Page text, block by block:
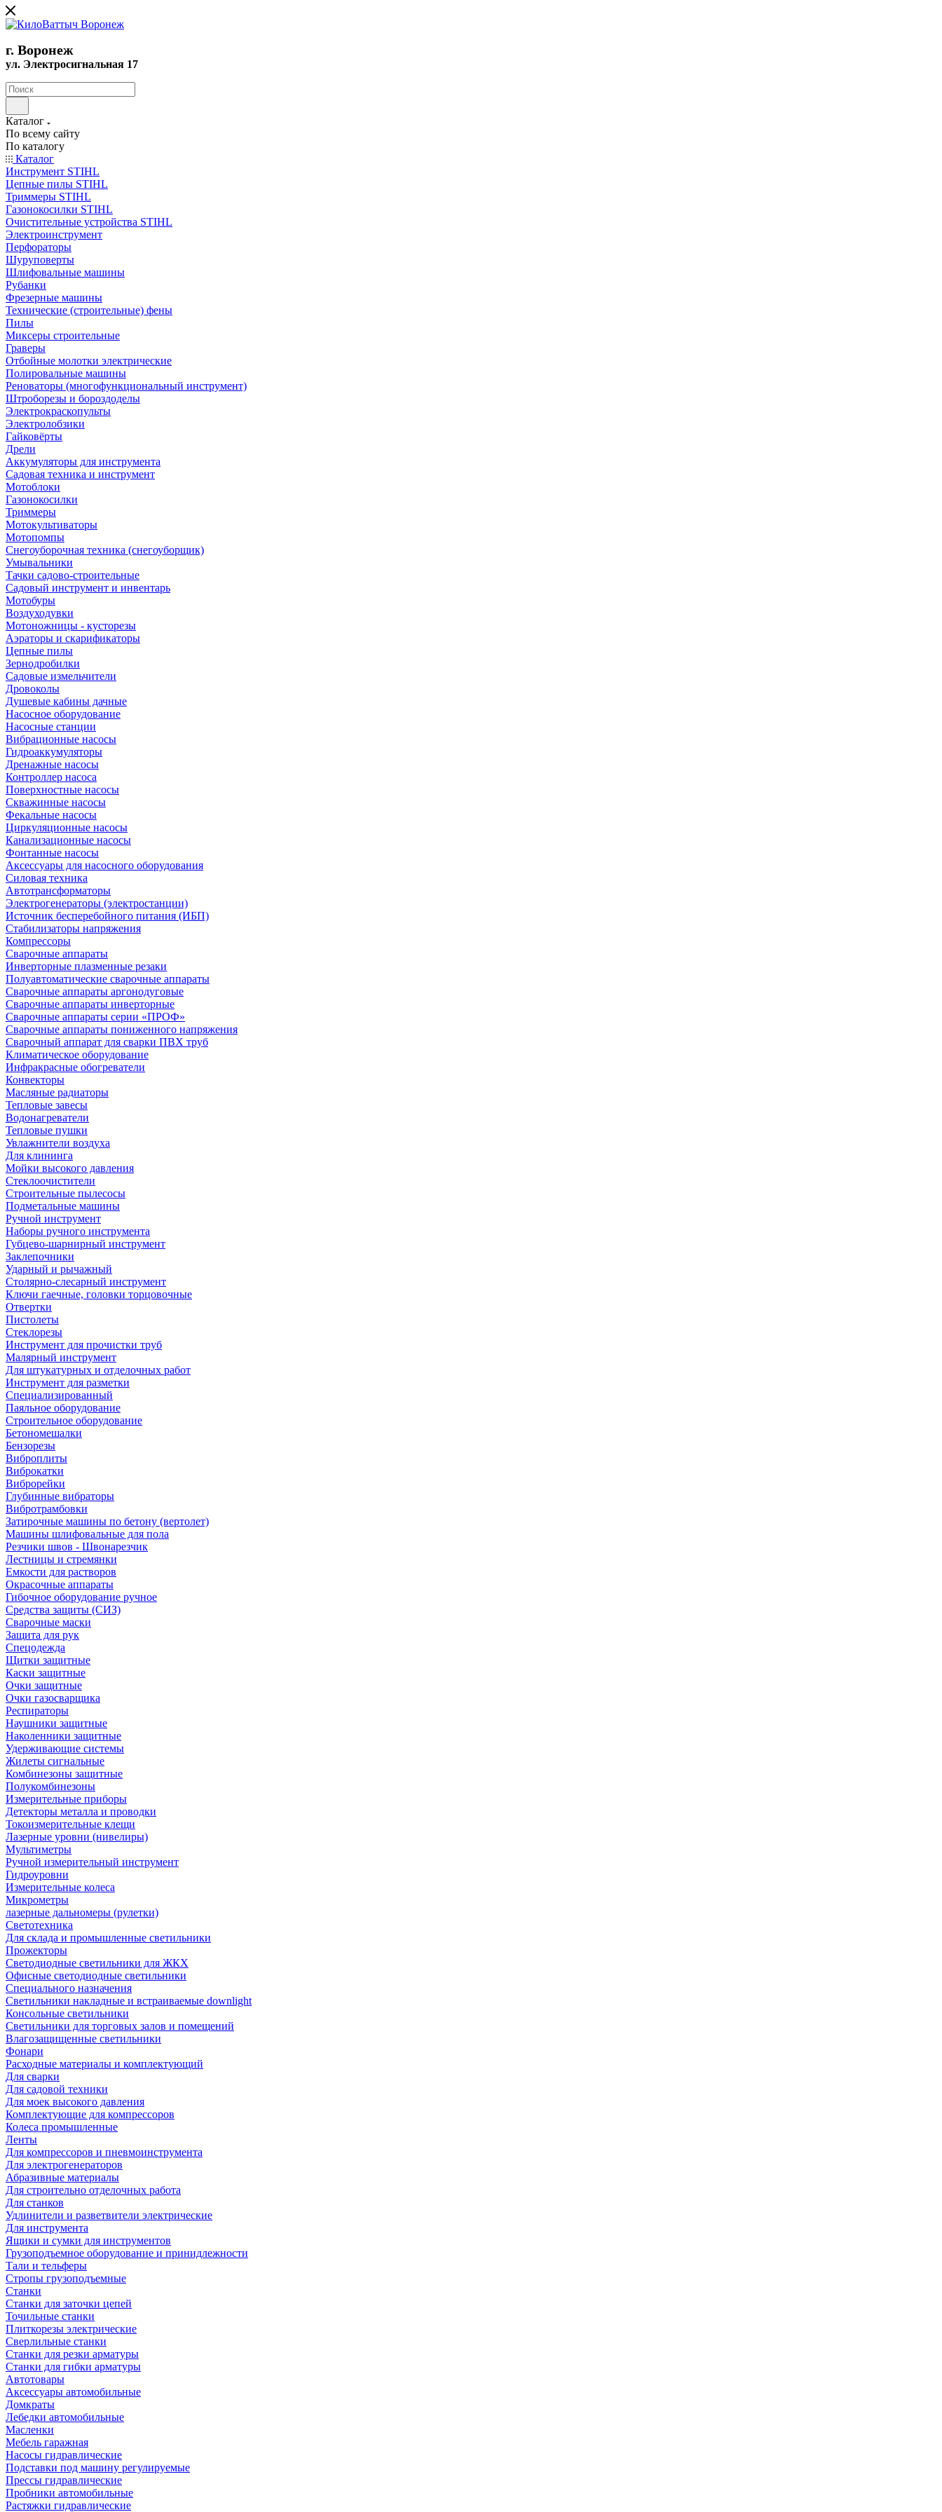
г. Воронеж
ул. Электросигнальная 17
Каталог
По всему сайту
По каталогу
Каталог
Инструмент STIHL
Цепные пилы STIHL
Триммеры STIHL
Газонокосилки STIHL
Очистительные устройства STIHL
Электроинструмент
Перфораторы
Шуруповерты
Шлифовальные машины
Рубанки
Фрезерные машины
Технические (строительные) фены
Пилы
Миксеры строительные
Граверы
Отбойные молотки электрические
Полировальные машины
Реноваторы (многофункциональный инструмент)
Штроборезы и бороздоделы
Электрокраскопульты
Электролобзики
Гайковёрты
Дрели
Аккумуляторы для инструмента
Садовая техника и инструмент
Мотоблоки
Газонокосилки
Триммеры
Мотокультиваторы
Мотопомпы
Снегоуборочная техника (снегоуборщик)
Умывальники
Тачки садово-строительные
Садовый инструмент и инвентарь
Мотобуры
Воздуходувки
Мотоножницы - кусторезы
Аэраторы и скарификаторы
Цепные пилы
Зернодробилки
Садовые измельчители
Дровоколы
Душевые кабины дачные
Насосное оборудование
Насосные станции
Вибрационные насосы
Гидроаккумуляторы
Дренажные насосы
Контроллер насоса
Поверхностные насосы
Скважинные насосы
Фекальные насосы
Циркуляционные насосы
Канализационные насосы
Фонтанные насосы
Аксессуары для насосного оборудования
Силовая техника
Автотрансформаторы
Электрогенераторы (электростанции)
Источник бесперебойного питания (ИБП)
Стабилизаторы напряжения
Компрессоры
Сварочные аппараты
Инверторные плазменные резаки
Полуавтоматические сварочные аппараты
Сварочные аппараты аргонодуговые
Сварочные аппараты инверторные
Сварочные аппараты серии «ПРОФ»
Сварочные аппараты пониженного напряжения
Сварочный аппарат для сварки ПВХ труб
Климатическое оборудование
Инфракрасные обогреватели
Конвекторы
Масляные радиаторы
Тепловые завесы
Водонагреватели
Тепловые пушки
Увлажнители воздуха
Для клининга
Мойки высокого давления
Стеклоочистители
Строительные пылесосы
Подметальные машины
Ручной инструмент
Наборы ручного инструмента
Губцево-шарнирный инструмент
Заклепочники
Ударный и рычажный
Столярно-слесарный инструмент
Ключи гаечные, головки торцовочные
Отвертки
Пистолеты
Стеклорезы
Инструмент для прочистки труб
Малярный инструмент
Для штукатурных и отделочных работ
Инструмент для разметки
Специализированный
Паяльное оборудование
Строительное оборудование
Бетономешалки
Бензорезы
Виброплиты
Виброкатки
Виброрейки
Глубинные вибраторы
Вибротрамбовки
Затирочные машины по бетону (вертолет)
Машины шлифовальные для пола
Резчики швов - Швонарезчик
Лестницы и стремянки
Емкости для растворов
Окрасочные аппараты
Гибочное оборудование ручное
Средства защиты (СИЗ)
Сварочные маски
Защита для рук
Спецодежда
Щитки защитные
Каски защитные
Очки защитные
Очки газосварщика
Респираторы
Наушники защитные
Наколенники защитные
Удерживающие системы
Жилеты сигнальные
Комбинезоны защитные
Полукомбинезоны
Измерительные приборы
Детекторы металла и проводки
Токоизмерительные клещи
Лазерные уровни (нивелиры)
Мультиметры
Ручной измерительный инструмент
Гидроуровни
Измерительные колеса
Микрометры
лазерные дальномеры (рулетки)
Светотехника
Для склада и промышленные светильники
Прожекторы
Светодиодные светильники для ЖКХ
Офисные светодиодные светильники
Специального назначения
Светильники накладные и встраиваемые downlight
Консольные светильники
Светильники для торговых залов и помещений
Влагозащищенные светильники
Фонари
Расходные материалы и комплектующий
Для сварки
Для садовой техники
Для моек высокого давления
Комплектующие для компрессоров
Колеса промышленные
Ленты
Для компрессоров и пневмоинструмента
Для электрогенераторов
Абразивные материалы
Для строительно отделочных работа
Для станков
Удлинители и разветвители электрические
Для инструмента
Ящики и сумки для инструментов
Грузоподъемное оборудование и принидлежности
Тали и тельферы
Стропы грузоподъемные
Станки
Станки для заточки цепей
Точильные станки
Плиткорезы электрические
Сверлильные станки
Станки для резки арматуры
Станки для гибки арматуры
Автотовары
Аксессуары автомобильные
Домкраты
Лебедки автомобильные
Масленки
Мебель гаражная
Насосы гидравлические
Подставки под машину регулируемые
Прессы гидравлические
Пробники автомобильные
Растяжки гидравлические